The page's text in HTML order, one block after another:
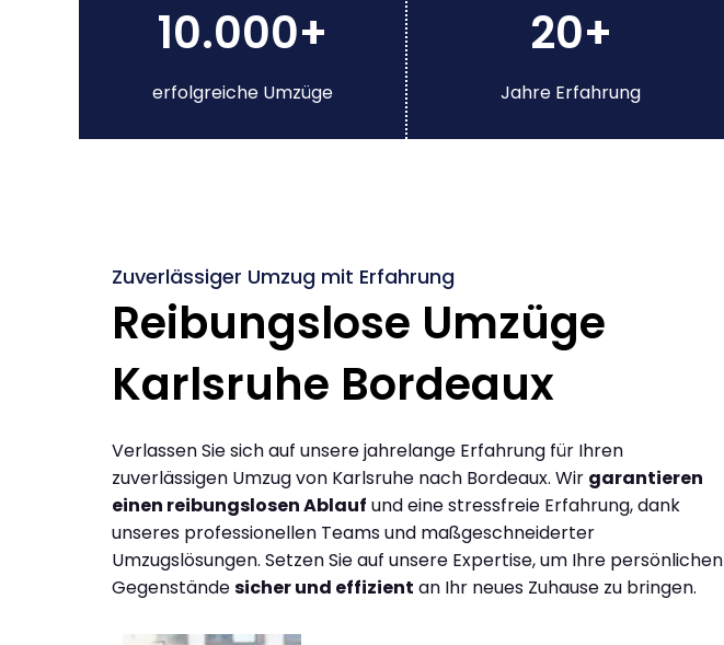
10.000+
erfolgreiche Umzüge
20+
Jahre Erfahrung
Zuverlässiger Umzug mit Erfahrung
Reibungslose Umzüge
Karlsruhe Bordeaux
Verlassen Sie sich auf unsere jahrelange Erfahrung für Ihren
zuverlässigen Umzug von Karlsruhe nach Bordeaux. Wir garantieren
einen reibungslosen Ablauf und eine stressfreie Erfahrung, dank
unseres professionellen Teams und maßgeschneiderter
Umzugslösungen. Setzen Sie auf unsere Expertise, um Ihre persönlichen
Gegenständesicher und effizient an Ihr neues Zuhause zu bringen.